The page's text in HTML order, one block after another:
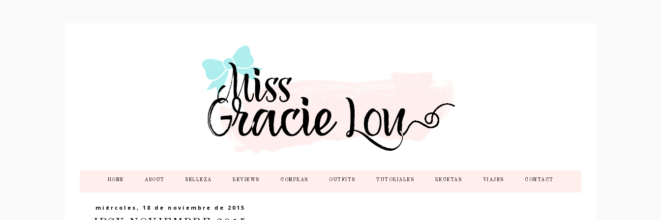
HOME ABOUT BELLEZA REVIEWS COMPRAS OUTFITS TUTORIALES RECETAS VIAJES CONTACT
miércoles, 18 de noviembre de 2015